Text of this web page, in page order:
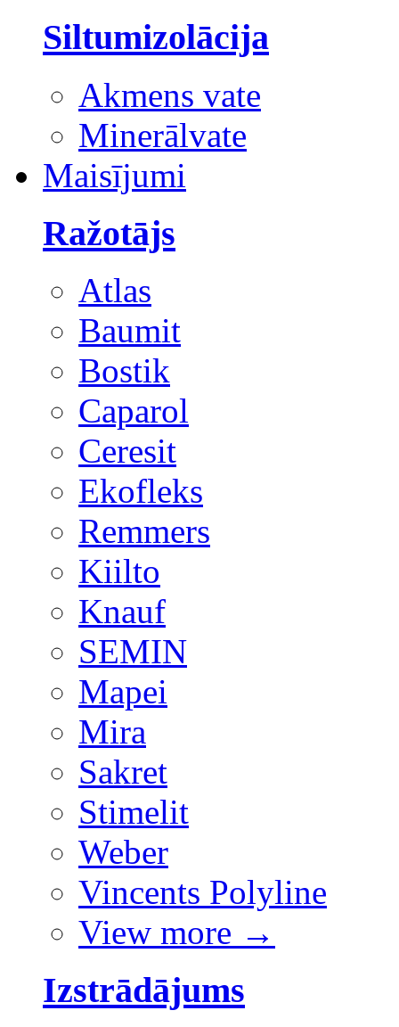
Siltumizolācija
Akmens vate
Minerālvate
Maisījumi
Ražotājs
Atlas
Baumit
Bostik
Caparol
Ceresit
Ekofleks
Remmers
Kiilto
Knauf
SEMIN
Mapei
Mira
Sakret
Stimelit
Weber
Vincents Polyline
View more →
Izstrādājums